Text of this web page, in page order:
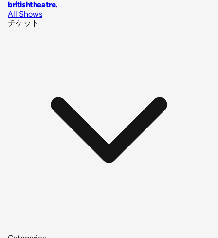
britishtheatre.
All Shows
チケット